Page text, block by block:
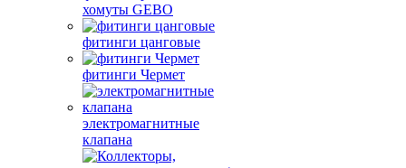
хомуты GEBO
фитинги цанговые
фитинги Чермет
электромагнитные
клапана